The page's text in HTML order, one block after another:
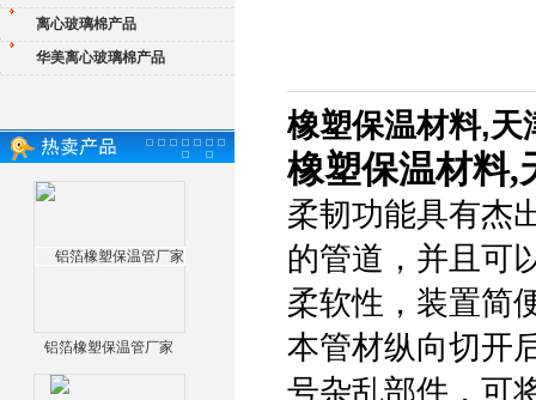
离心玻璃棉产品
华美离心玻璃棉产品
铝箔橡塑保温管厂家
橡塑保温材料,天
橡塑保温材料,
柔韧功能具有杰
的管道，并且可
柔软性，装置简
本管材纵向切开
号杂乱部件，可